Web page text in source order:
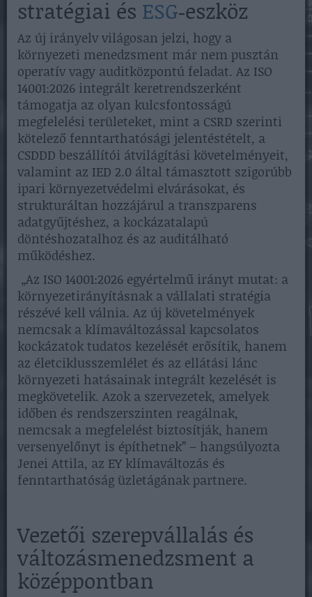
stratégiai és ESG‑eszköz
Az új irányelv világosan jelzi, hogy a
környezeti menedzsment már nem pusztán
operatív vagy auditközpontú feladat. Az ISO
14001:2026 integrált keretrendszerként
támogatja az olyan kulcsfontosságú
megfelelési területeket, mint a CSRD szerinti
kötelező fenntarthatósági jelentéstételt, a
CSDDD beszállítói átvilágítási követelményeit,
valamint az IED 2.0 által támasztott szigorúbb
ipari környezetvédelmi elvárásokat, és
strukturáltan hozzájárul a transzparens
adatgyűjtéshez, a kockázatalapú
döntéshozatalhoz és az auditálható
működéshez.
„Az ISO 14001:2026 egyértelmű irányt mutat: a
környezetirányításnak a vállalati stratégia
részévé kell válnia. Az új követelmények
nemcsak a klímaváltozással kapcsolatos
kockázatok tudatos kezelését erősítik, hanem
az életciklusszemlélet és az ellátási lánc
környezeti hatásainak integrált kezelését is
megkövetelik. Azok a szervezetek, amelyek
időben és rendszerszinten reagálnak,
nemcsak a megfelelést biztosítják, hanem
versenyelőnyt is építhetnek” – hangsúlyozta
Jenei Attila, az EY klímaváltozás és
fenntarthatóság üzletágának partnere.
Vezetői szerepvállalás és
változásmenedzsment a
középpontban